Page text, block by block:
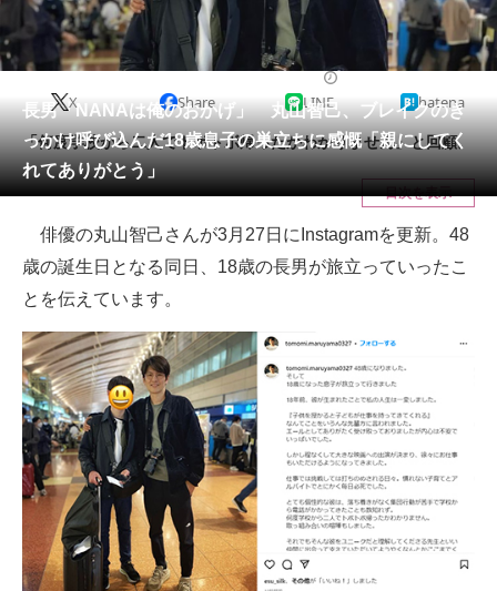
住まい 教育・育児
動物 リサーチ
会員記事
メディア
注目記事を集めた総合ページ
ITの今と未来を見通す
スマホと通信の最新トレンド
進化するPCとデバイスの未来
好きが集まる 比べて選べる
ビジネスと働き方のヒント
AI活用のいまが分かる
企業ITのトレンドを詳説
経営リーダーのコミュニティ
長男「NANAは俺のおかげ」 丸山智己、ブレイクのき
っかけ呼び込んだ18歳息子の巣立ちに感慨「親にしてく
れてありがとう」
X Share LINE hatena
「何度学校から二人でトボトボ帰ったかわかりません」と回顧。
目次を表示
俳優の丸山智己さんが3月27日にInstagramを更新。48
歳の誕生日となる同日、18歳の長男が旅立っていったこ
とを伝えています。